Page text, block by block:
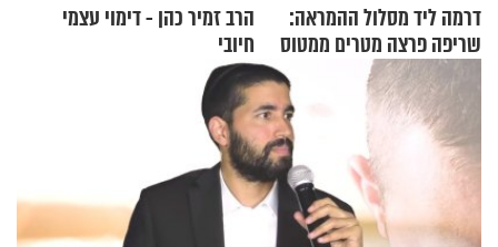
דרמה ליד מסלול ההמראה:
שריפה פרצה מטרים ממטוס
מלא בנוסעים
הרב זמיר כהן - דימוי עצמי
חיובי